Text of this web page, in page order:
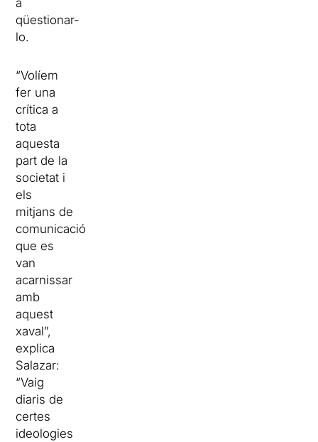
a
qüestionar-
lo.
“Volíem
fer una
crítica a
tota
aquesta
part de la
societat i
els
mitjans de
comunicació
que es
van
acarnissar
amb
aquest
xaval”,
explica
Salazar:
“Vaig
diaris de
certes
ideologies